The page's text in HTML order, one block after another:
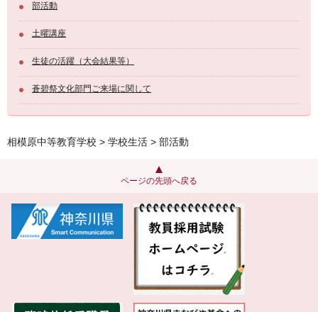
部活動
土曜講座
生徒の活躍（大会結果等）
蒼碧祭文化部門ご来場に関して
相模原中等教育学校 > 学校生活 > 部活動
ページの先頭へ戻る